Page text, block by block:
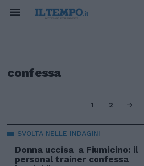
confessa
1 2
SVOLTA NELLE INDAGINI
Donna uccisa a Fiumicino: il
personal trainer confessa